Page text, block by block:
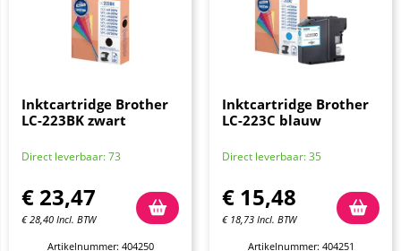
Inktcartridge Brother
LC-223BK zwart
Direct leverbaar: 73
€ 23,47
€28,40 Incl. BTW
Artikelnummer: 404250
Inktcartridge Brother
LC-223C blauw
Direct leverbaar: 35
€ 15,48
€ 18,73 Incl. BTW
Artikelnummer: 404251